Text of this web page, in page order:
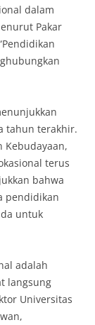
dalam
Pakar
tahun terakhir.
Kebudayaan,
terus
bahwa
pendidikan
untuk
adalah
langsung
Universitas